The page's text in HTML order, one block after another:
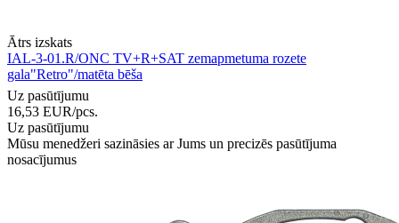
Ātrs izskats
IAL-3-01.R/ONC TV+R+SAT zemapmetuma rozete
gala"Retro"/matēta bēša
Uz pasūtījumu
16,53 EUR/pcs.
Uz pasūtījumu
Mūsu menedžeri sazināsies ar Jums un precizēs pasūtījuma
nosacījumus